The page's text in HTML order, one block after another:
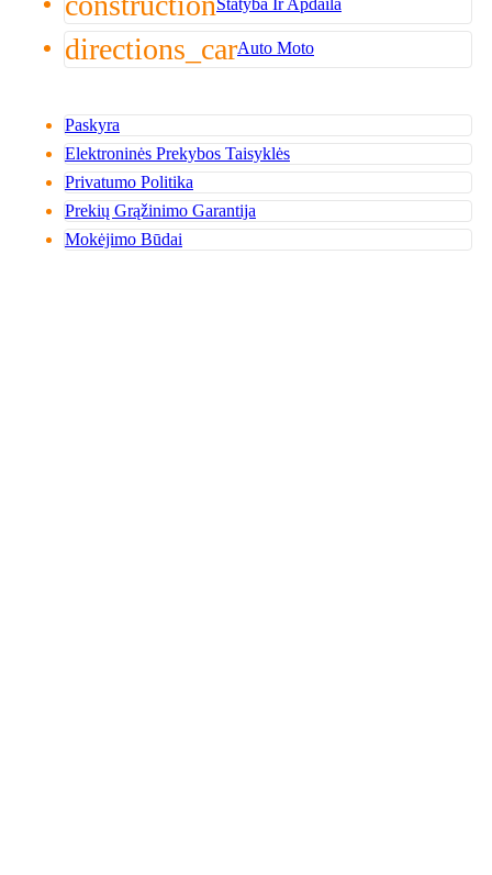
directions_carAuto Moto
Paskyra
Elektroninės Prekybos Taisyklės
Privatumo Politika
Prekių Grąžinimo Garantija
Mokėjimo Būdai